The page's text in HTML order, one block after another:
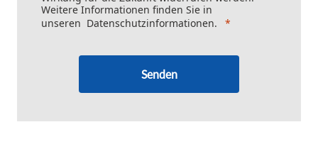
Weitere Informationen finden Sie in
unseren Datenschutzinformationen.
Senden